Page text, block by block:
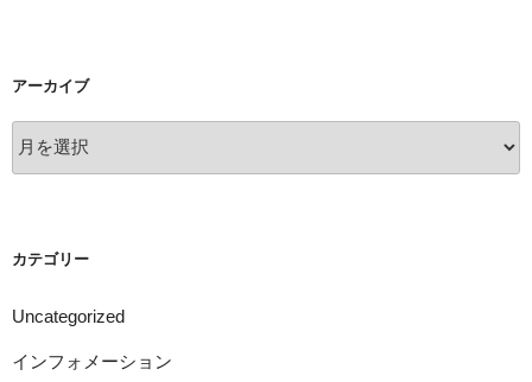
アーカイブ
ー
カテゴリー
Uncategorized
インフォメーション